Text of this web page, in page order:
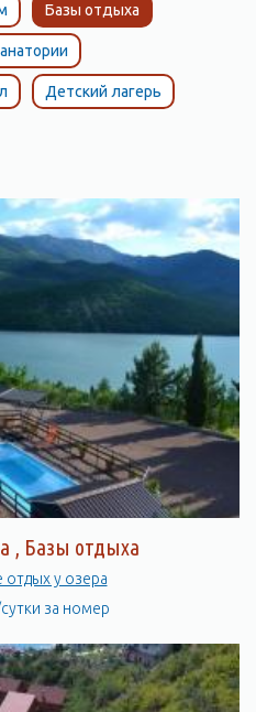
Базы отдыха
Детский лагерь
, Базы отдыха
у озера
за номер